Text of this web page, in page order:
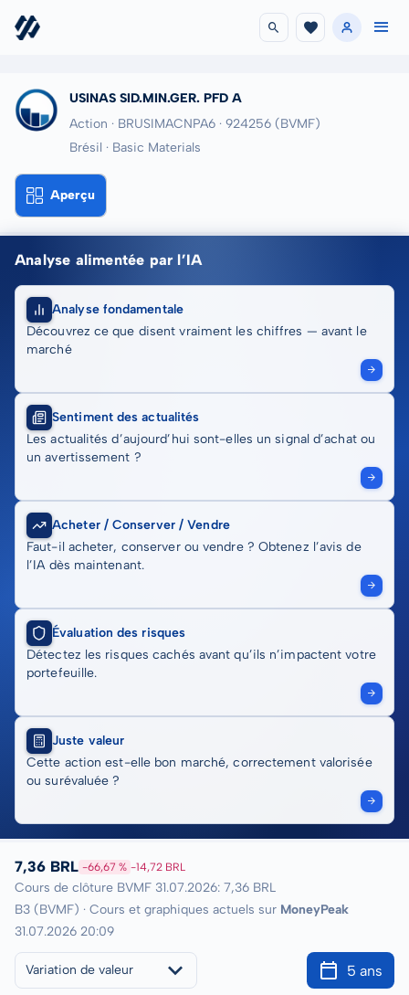
USINAS SID.MIN.GER. PFD A
Action · BRUSIMACNPA6 · 924256 (BVMF)
Brésil · Basic Materials
Aperçu
Analyse alimentée par l’IA
Analyse fondamentale
Découvrez ce que disent vraiment les chiffres — avant le
marché
Sentiment des actualités
Les actualités d’aujourd’hui sont-elles un signal d’achat ou
un avertissement ?
Acheter / Conserver / Vendre
Faut-il acheter, conserver ou vendre ? Obtenez l’avis de
l’IA dès maintenant.
Évaluation des risques
Détectez les risques cachés avant qu’ils n’impactent votre
portefeuille.
Juste valeur
Cette action est-elle bon marché, correctement valorisée
ou surévaluée ?
7,36 BRL -66,67 % -14,72 BRL
Cours de clôture BVMF 31.07.2026: 7,36 BRL
B3 (BVMF) · Cours et graphiques actuels sur MoneyPeak
31.07.2026 20:09
Variation de valeur 5 ans